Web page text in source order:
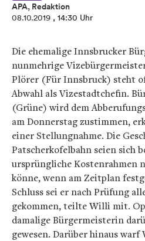
APA, Redaktion
08.10.2019 , 14:30 Uhr
Die ehemalige Innsbrucker
nunmehrige
Plörer (Für Innsbruck) steht
Abwahl als Vizestadtchefin.
(Grüne) wird dem
am Donnerstag zustimmen,
einer Stellungnahme. Die
Patscherkofelbahn seien sich
ursprüngliche Kostenrahmen
könne, wenn am Zeitplan
Schluss sei er nach Prüfung
gekommen, teilte Willi mit.
damalige Bürgermeisterin
gewesen. Darüber hinaus